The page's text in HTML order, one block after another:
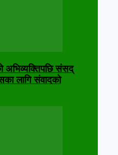
अभिव्यक्तिपछि संसद्
लागि संवादको